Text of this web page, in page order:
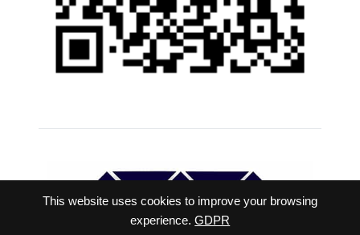
This website uses cookies to improve your browsing
experience. GDPR